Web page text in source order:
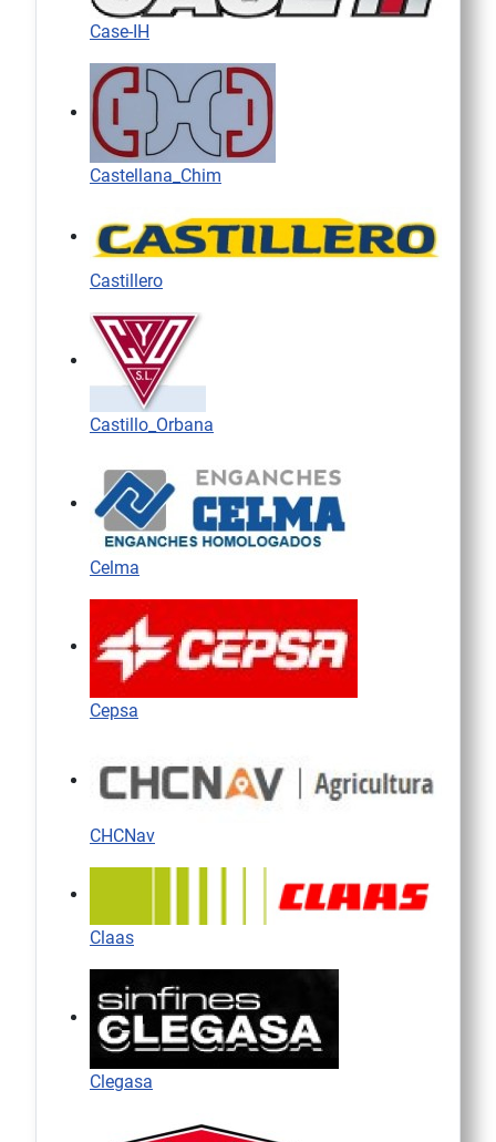
Case-IH
Castellana_Chim
Castillero
Castillo_Orbana
Celma
Cepsa
CHCNav
Claas
Clegasa